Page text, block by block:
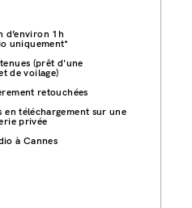
d’environ 1h
uniquement*
(prêt d'une
de voilage)
retouchées
en téléchargement sur une
privée
à Cannes